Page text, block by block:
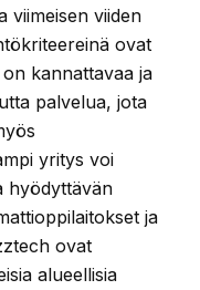
viimeisen viiden
ovat
kannattavaa ja
palvelua, jota
yritys voi
hyödyttävän
ja
ovat
alueellisia